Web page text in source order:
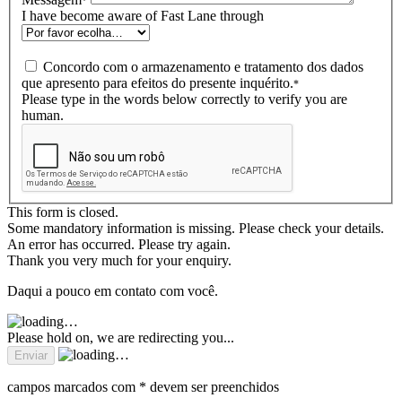
I have become aware of Fast Lane through
Concordo com o armazenamento e tratamento dos dados
que apresento para efeitos do presente inquérito.*
Please type in the words below correctly to verify you are
human.
This form is closed.
Some mandatory information is missing. Please check your details.
An error has occurred. Please try again.
Thank you very much for your enquiry.
Daqui a pouco em contato com você.
Please hold on, we are redirecting you...
campos marcados com * devem ser preenchidos